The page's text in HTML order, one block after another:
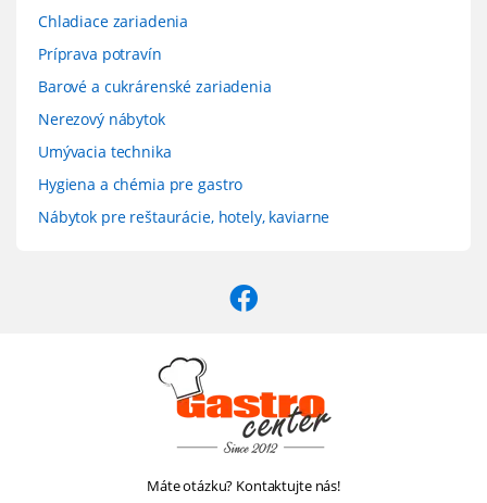
Chladiace zariadenia
Príprava potravín
Barové a cukrárenské zariadenia
Nerezový nábytok
Umývacia technika
Hygiena a chémia pre gastro
Nábytok pre reštaurácie, hotely, kaviarne
Máte otázku? Kontaktujte nás!